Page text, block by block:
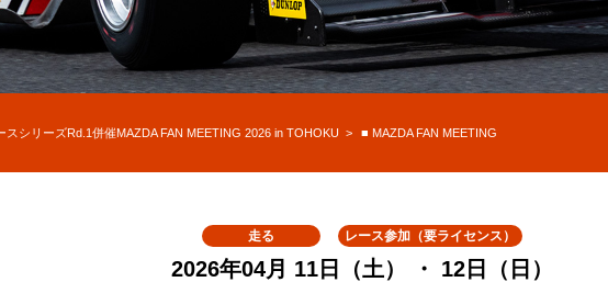
シリーズRd.1併催MAZDA FAN MEETING 2026 in TOHOKU ■ MAZDA FAN MEETING
走る レース参加（要ライセンス）
2026年04月 11日（土） ・ 12日（日）